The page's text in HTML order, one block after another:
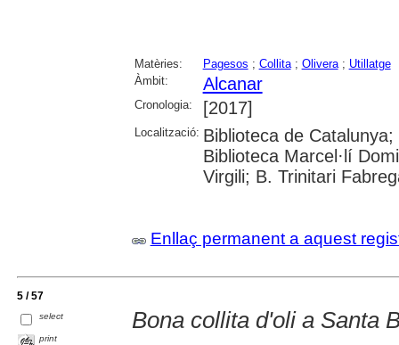
Matèries: Pagesos ; Collita; Olivera; Utillatge
Àmbit:
Alcanar
Cronologia: [2017]
Localització: Biblioteca de
Biblioteca Marcel·lí
Virgili; B. Trinitari
Enllaç permanent a aquest
5 / 57
select
print
Bona collita d'oli a Santa